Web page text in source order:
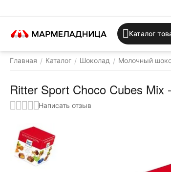
Каталог
Главная / Каталог / Шоколад / Молочный
Ritter Sport Choco Cubes
Написать отзыв